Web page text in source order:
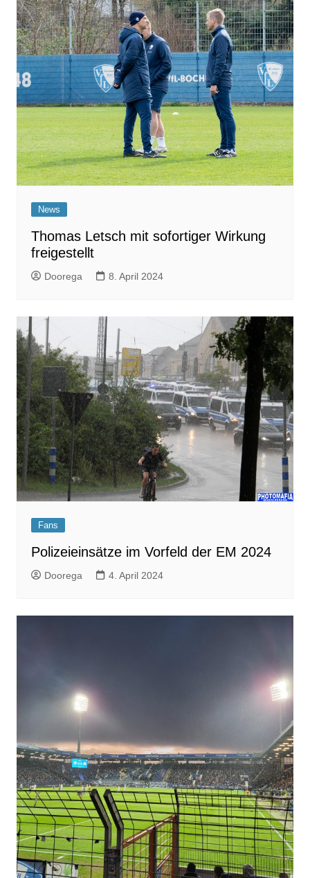
News
Thomas Letsch mit sofortiger Wirkung
freigestellt
Doorega 8. April 2024
Fans
Polizeieinsätze im Vorfeld der EM 2024
Doorega 4. April 2024